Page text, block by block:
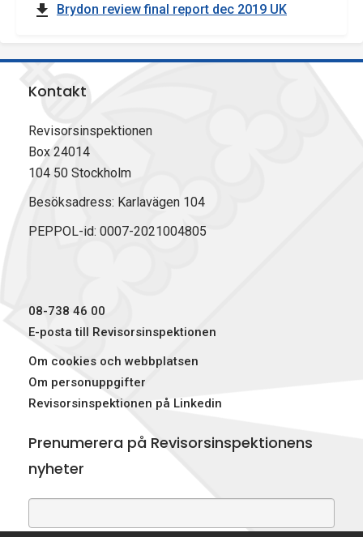
Brydon review final report dec 2019 UK
Kontakt
Revisorsinspektionen
Box 24014
104 50 Stockholm
Besöksadress: Karlavägen 104
PEPPOL-id: 0007-2021004805
08-738 46 00
E-posta till Revisorsinspektionen
Om cookies och webbplatsen
Om personuppgifter
Revisorsinspektionen på Linkedin
Prenumerera på Revisorsinspektionens
nyheter